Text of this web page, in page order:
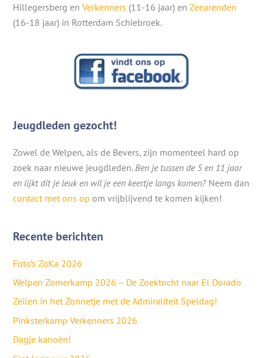
Hillegersberg enVerkenners (11-16 jaar) enZeearenden
(16-18 jaar) in Rotterdam Schiebroek.
Jeugdleden gezocht!
Zowel de Welpen, als de Bevers, zijn momenteel hard op
zoek naar nieuwe jeugdleden.Ben je tussen de 5 en 11 jaar
en lijkt dit je leuk en wil je een keertje langs komen? Neem dan
contact met ons op om vrijblijvend te komen kijken!
Recente berichten
Foto’s ZoKa 2026
Welpen Zomerkamp 2026 – De Zoektocht naar El Dorado
Zeilen in het Zonnetje met de Admiraliteit Speldag!
Pinksterkamp Verkenners 2026
Dagje kanoën!